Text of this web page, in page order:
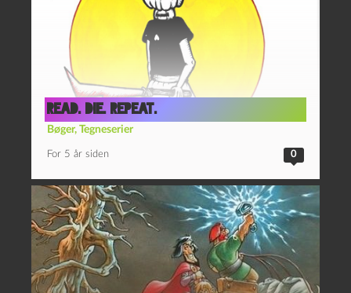
Read. Die. Repeat.
Bøger, Tegneserier
For 5 år siden 0